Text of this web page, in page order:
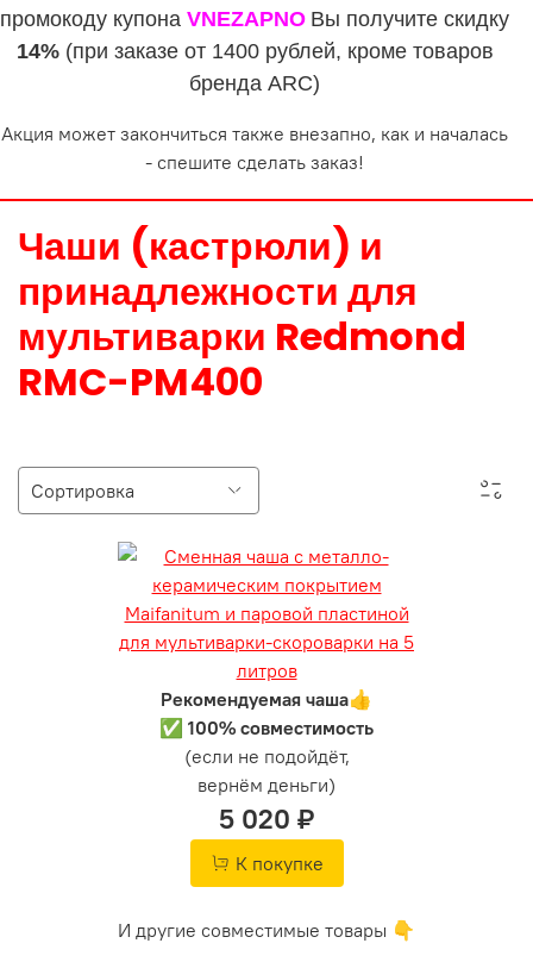
промокоду купона VNEZAPNO Вы получите скидку
14%(при заказе от 1400 рублей, кроме товаров
бренда ARC)
Акция может закончиться также внезапно, как и началась
- спешите сделать заказ!
Чаши (кастрюли) и
принадлежности для
мультиварки Redmond
RMC-PM400
Рекомендуемая чаша👍
✅ 100% совместимость
(если не подойдёт,
вернём деньги)
5 020 ₽
К покупке
И другие совместимые товары 👇